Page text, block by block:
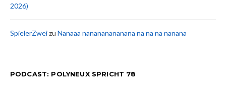
2026)
SpielerZweizu Nanaaa nanananananana na na na nanana
PODCAST: POLYNEUX SPRICHT 78